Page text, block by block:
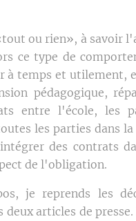
ou rien», à savoir
ce type de
à temps et utilement,
pédagogique,
entre l'école, les
les parties dans
des contrats
de l'obligation.
je reprends les
deux articles de